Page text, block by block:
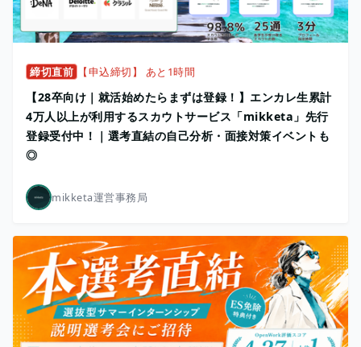
締切直前 【申込締切】 あと1時間
【28卒向け｜就活始めたらまずは登録！】エンカレ生累計
4万人以上が利用するスカウトサービス「mikketa」先行
登録受付中！｜選考直結の自己分析・面接対策イベントも
◎
mikketa運営事務局